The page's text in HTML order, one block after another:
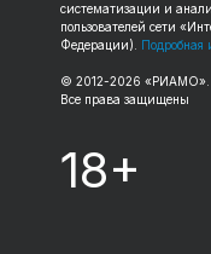
систематизации и
пользователей сети
Федерации). Подробная
© 2012-2026 «РИАМО».
Все права защищены
18+